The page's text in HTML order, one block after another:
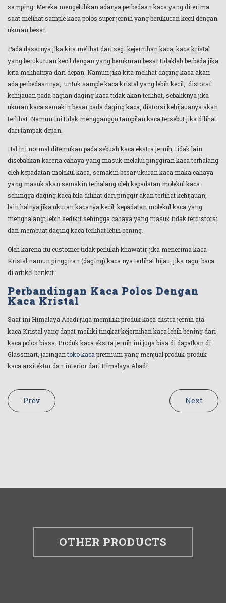
samping. Mereka mengeluhkan adanya perbedaan kaca yang diterima
saat melihat sample kaca polos super jernih yang berukuran kecil dengan
ukuran besar.
Pada dasarnya jika kita melihat dari segi kejernihan kaca, kaca kristal
yang berukuruan kecil dengan yang berukuran besar tidaklah berbeda jika
kita melihatnya dari depan. Namun jika kita melihat daging kaca akan
ada perbedaannya, untuk sample kaca kristal yang lebih kecil, distorsi
kehijauan pada bagian daging kaca tidak akan terlihat, sebaliknya jika
ukuran kaca semakin besar pada daging kaca, distorsi kehijauanya akan
terlihat. Namun ini tidak mengganggu tampilan kaca tersebut jika dilihat
dari tampak depan.
Hal ini normal ditemukan pada sebuah kaca ekstra jernih, tidak lain
disebabkan karena cahaya yang masuk melalui pinggiran kaca terhalang
oleh kepadatan molekul kaca, semakin besar ukuran kaca maka cahaya
yang masuk akan semakin terhalang oleh kepadatan molekul kaca
sehingga daging kaca bila dilihat dari pinggir akan terlihat kehijauan,
lain halnya jika ukuran kacanya kecil, kepadatan molekul kaca yang
menghalangi lebih sedikit sehingga cahaya yang masuk tidak terdistorsi
dan membuat daging kaca terlihat lebih bening.
Oleh karena itu customer tidak perlulah khawatir, jika menerima kaca
Kristal namun pinggiran (daging) kaca nya terlihat hijau, jika ragu, baca
di artikel berikut :
Perbandingan Kaca Polos Dengan
Kaca Kristal
Saat ini Himalaya Abadi juga memiliki produk kaca ekstra jernih ata
kaca Kristal yang dapat meiliki tingkat kejernihan kaca lebih bening dari
kaca polos biasa. Produk kaca ekstra jernih ini juga bisa di dapatkan di
Glassmart, jaringantoko kaca premium yang menjual produk-produk
kaca arsitektur dan interior dari Himalaya Abadi.
Prev Next
OTHER PRODUCTS